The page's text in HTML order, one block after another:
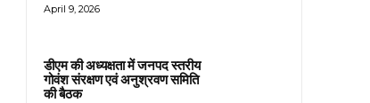
April 9, 2026
डीएम की अध्यक्षता में जनपद स्तरीय
गोवंश संरक्षण एवं अनुश्रवण समिति
की बैठक